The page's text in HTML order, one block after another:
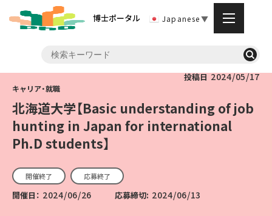
博士ポータル Japanese▼
投稿日 2024/05/17
北海道大学【Basic understanding of job
hunting in Japan for international
Ph.D students】
開催終了 応募終了
開催日： 2024/06/26 応募締切: 2024/06/13